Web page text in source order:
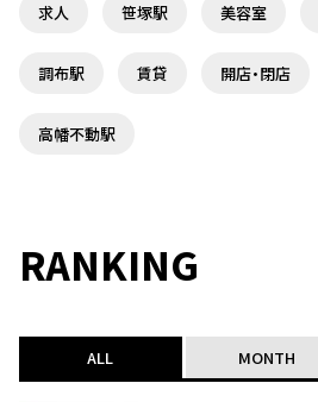
求人 笹塚駅 美容室
調布駅 賃貸 開店・閉店
高幡不動駅
RANKING
ALL MONTH